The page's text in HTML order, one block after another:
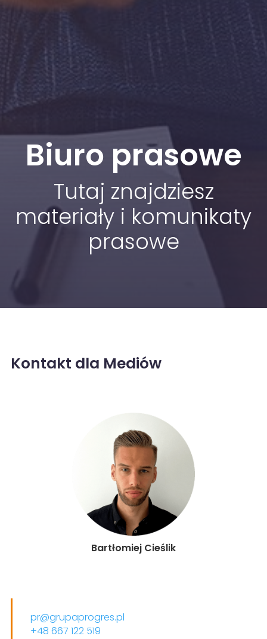
Biuro prasowe
Tutaj znajdziesz
materiały i komunikaty
prasowe
Kontakt dla Mediów
Bartłomiej Cieślik
pr@grupaprogres.pl
+48 667 122 519